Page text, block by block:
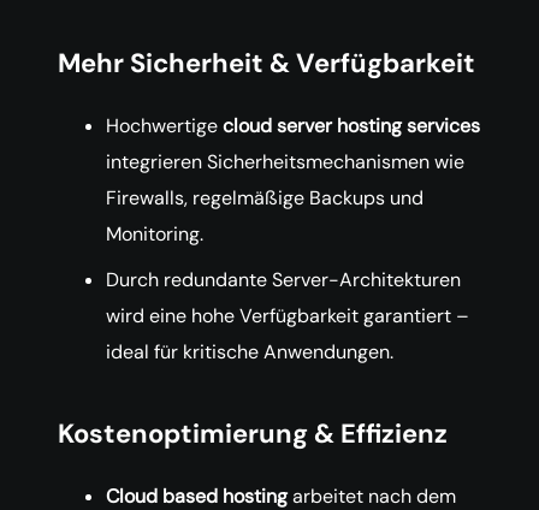
Mehr Sicherheit & Verfügbarkeit
Hochwertigecloud server hosting services
integrieren Sicherheitsmechanismen wie
Firewalls, regelmäßige Backups und
Monitoring.
Durch redundante Server-Architekturen
wird eine hohe Verfügbarkeit garantiert –
ideal für kritische Anwendungen.
Kostenoptimierung & Effizienz
Cloud based hostingarbeitet nach dem